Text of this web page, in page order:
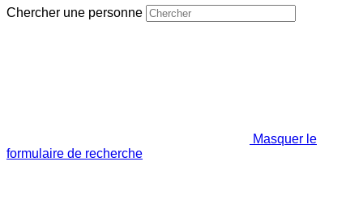
Chercher une personne
Masquer le
formulaire de recherche